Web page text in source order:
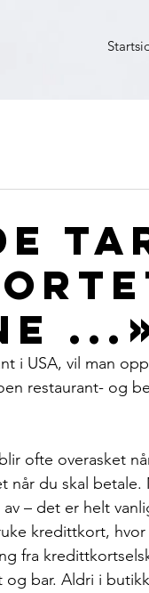
i USA, vil man
restaurant- og
ofte overasket
du skal betale.
– det er helt
kredittkort,
fra
og bar. Aldri i